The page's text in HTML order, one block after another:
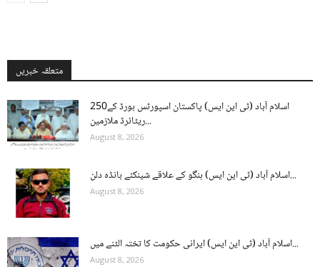
متعلقہ خبریں
اسلام آباد (ٹی این ایس) پاکستان اسپورٹس بورڈ کے250
ریٹائرڈ ملازمین...
August 8, 2026
اسلام آباد (ٹی این ایس) ہنگو کے علاقے شینکئے بانڈہ دلن...
August 8, 2026
اسلام آباد (ٹی این ایس) ایرانی حکومت کا تختہ الٹنے میں...
August 8, 2026